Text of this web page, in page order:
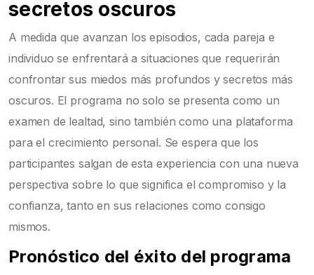
secretos oscuros
A medida que avanzan los episodios, cada pareja e
individuo se enfrentará a situaciones que requerirán
confrontar sus miedos más profundos y secretos más
oscuros. El programa no solo se presenta como un
examen de lealtad, sino también como una plataforma
para el crecimiento personal. Se espera que los
participantes salgan de esta experiencia con una nueva
perspectiva sobre lo que significa el compromiso y la
confianza, tanto en sus relaciones como consigo
mismos.
Pronóstico del éxito del programa